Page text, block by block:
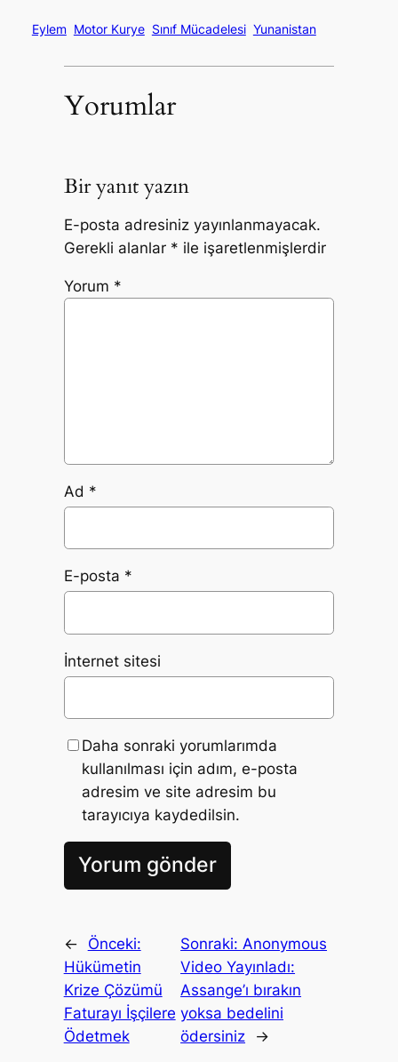
Eylem Motor Kurye Sınıf Mücadelesi Yunanistan
Yorumlar
Bir yanıt yazın
E-posta adresiniz yayınlanmayacak.
Gerekli alanlar * ile işaretlenmişlerdir
Yorum *
Ad *
E-posta *
İnternet sitesi
Daha sonraki yorumlarımda
kullanılması için adım, e-posta
adresim ve site adresim bu
tarayıcıya kaydedilsin.
←
Önceki:
Hükümetin
Krize Çözümü
Faturayı İşçilere
Ödetmek
Sonraki:Anonymous
Video Yayınladı:
Assange’ı bırakın
yoksa bedelini
ödersiniz
→